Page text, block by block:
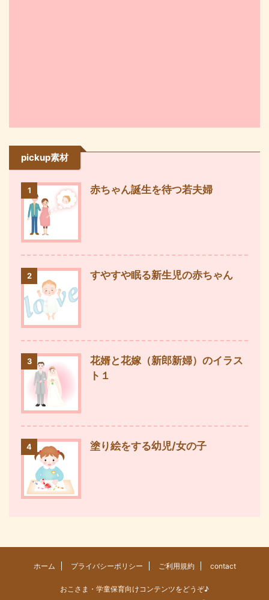
pickup素材
1 赤ちゃん誕生を待つ若夫婦
2 すやすや眠る新生児の赤ちゃん
3
花婿と花嫁（新郎新婦）のイラス
ト１
4 塗り絵をする幼児/女の子
ホーム プライバシーポリシー ご利用規約 contact
おこさま・学童保育向けコンテンツをどうぞ♪